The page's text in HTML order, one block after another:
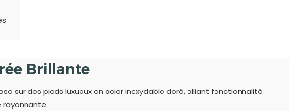
Brillante
sur des pieds luxueux en acier inoxydable doré, alliant fonctionnalité